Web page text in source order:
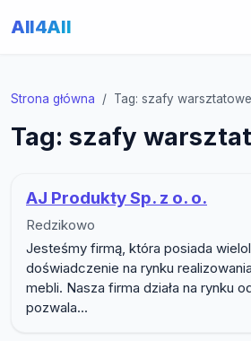
All4All
Strona główna Tag: szafy warsztatowe
Tag: szafy
AJ Produkty Sp. z o. o.
Redzikowo
Jesteśmy firmą, która posiada
doświadczenie na rynku
mebli. Nasza firma działa na rynku
pozwala...